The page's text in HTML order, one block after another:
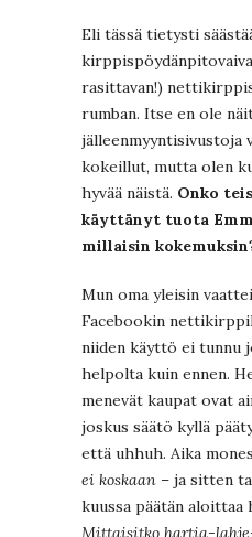
Eli tässä tietysti
rasittavan!)
rumban. Itse en ole
jälleenmyyntisivustoja
kokeillut, mutta olen
hyvää näistä. Onko
käyttänyt tuota
millaisin
Mun oma yleisin
Facebookin
niiden käyttö ei tunnu
helpolta kuin ennen.
menevät kaupat ovat
joskus säätö kyllä
että uhhuh. Aika
ei koskaan – ja sitten
kuussa päätän aloittaa
Mittaisitko hartia-